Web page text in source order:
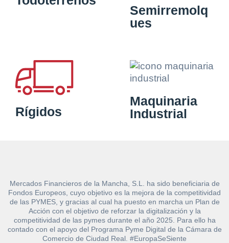
Semirremolq
ues
Rígidos
Maquinaria
Industrial
Mercados Financieros de la Mancha, S.L. ha sido beneficiaria de
Fondos Europeos, cuyo objetivo es la mejora de la competitividad
de las PYMES, y gracias al cual ha puesto en marcha un Plan de
Acción con el objetivo de reforzar la digitalización y la
competitividad de las pymes durante el año 2025. Para ello ha
contado con el apoyo del Programa Pyme Digital de la Cámara de
Comercio de Ciudad Real. #EuropaSeSiente